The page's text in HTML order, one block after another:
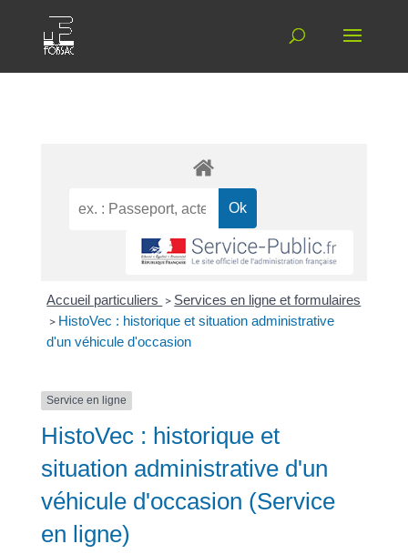
Accueil particuliers > Services en ligne et formulaires
> HistoVec : historique et situation administrative
d'un véhicule d'occasion
Service en ligne
HistoVec : historique et
situation administrative d'un
véhicule d'occasion (Service
en ligne)